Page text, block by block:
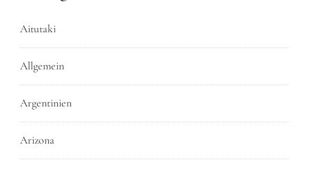
Aitutaki
Allgemein
Argentinien
Arizona